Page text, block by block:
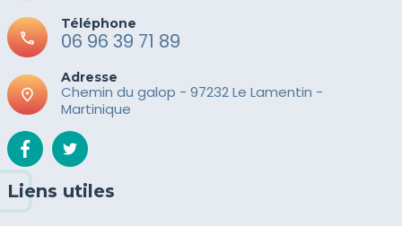
call
Téléphone
06 96 39 71 89
place
Adresse
Chemin du galop - 97232 Le Lamentin -
Martinique
Liens utiles